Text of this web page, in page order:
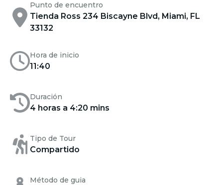
Punto de encuentro
Tienda Ross 234 Biscayne Blvd, Miami, FL
33132
Hora de inicio
11:40
Duración
4 horas a 4:20 mins
Tipo de Tour
Compartido
Método de guia